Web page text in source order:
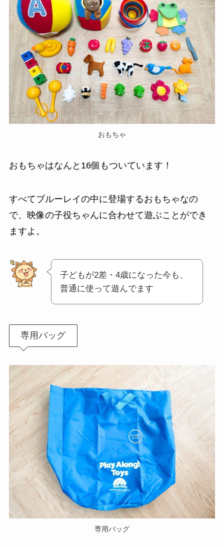
おもちゃ
おもちゃはなんと16個もついています！
すべてブルーレイの中に登場するおもちゃなの
で、映像の子役ちゃんに合わせて遊ぶことができ
ますよ。
子どもが2差・4歳になった今も、
普通に使って遊んでます
専用バッグ
専用バッグ